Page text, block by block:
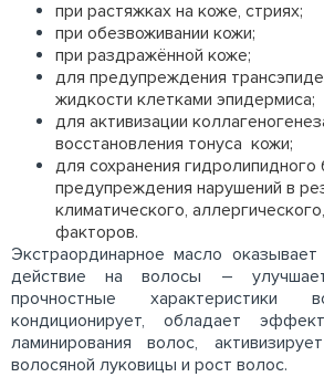
при растяжках на коже, стриях;
при обезвоживании кожи;
при раздражённой коже;
для предупреждения
жидкости клетками эпидермиса;
для активизации
восстановления тонуса кожи;
для сохранения гидролипидного
предупреждения нарушений в
климатического,
факторов.
Экстраординарное масло
действие на волосы –
прочностные характеристики
кондиционирует, обладает
ламинирования волос,
волосяной луковицы и рост волос.